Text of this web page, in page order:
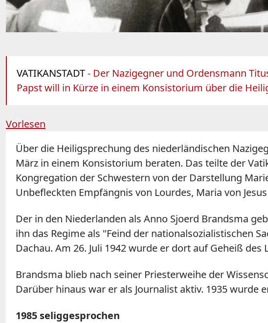
VATIKANSTADT- Der Nazigegner und Ordensmann
Papst will in Kürze in einem Konsistorium über die
Vorlesen
Über die Heiligsprechung des niederländischen
März in einem Konsistorium beraten. Das teilte der
Kongregation der Schwestern von der Darstellung
Unbefleckten Empfängnis von Lourdes, Maria von
Der in den Niederlanden als Anno Sjoerd Brandsma
ihn das Regime als "Feind der nationalsozialistischen
Dachau. Am 26. Juli 1942 wurde er dort auf Geheiß
Brandsma blieb nach seiner Priesterweihe der
Darüber hinaus war er als Journalist aktiv. 1935 wurde
1985 seliggesprochen